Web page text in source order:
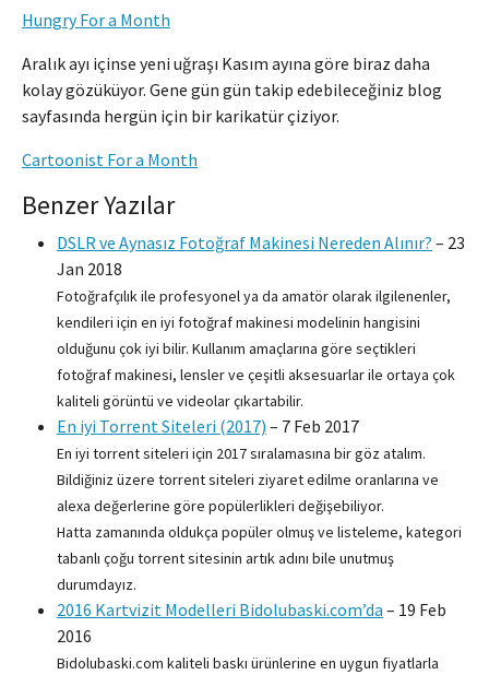
Hungry For a Month
Aralık ayı içinse yeni uğraşı Kasım ayına göre biraz daha
kolay gözüküyor. Gene gün gün takip edebileceğiniz blog
sayfasında hergün için bir karikatür çiziyor.
Cartoonist For a Month
Benzer Yazılar
DSLR ve Aynasız Fotoğraf Makinesi Nereden Alınır? – 23
Jan 2018
Fotoğrafçılık ile profesyonel ya da amatör olarak ilgilenenler,
kendileri için en iyi fotoğraf makinesi modelinin hangisini
olduğunu çok iyi bilir. Kullanım amaçlarına göre seçtikleri
fotoğraf makinesi, lensler ve çeşitli aksesuarlar ile ortaya çok
kaliteli görüntü ve videolar çıkartabilir.
En iyi Torrent Siteleri (2017) – 7 Feb 2017
En iyi torrent siteleri için 2017 sıralamasına bir göz atalım.
Bildiğiniz üzere torrent siteleri ziyaret edilme oranlarına ve
alexa değerlerine göre popülerlikleri değişebiliyor.
Hatta zamanında oldukça popüler olmuş ve listeleme, kategori
tabanlı çoğu torrent sitesinin artık adını bile unutmuş
durumdayız.
2016 Kartvizit Modelleri Bidolubaski.com’da – 19 Feb
2016
Bidolubaski.com kaliteli baskı ürünlerine en uygun fiyatlarla